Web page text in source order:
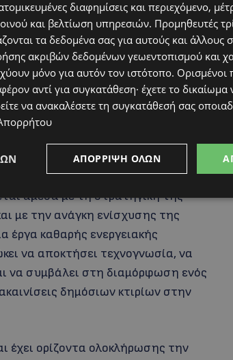
την πρόοδο του έργου,
στην προετοιμασία
για τα επόμενα βήματα. Στο
τη μέχρι σήμερα εργασία
μεταφοράς τεχνογνωσίας, της
που μπορούν μελλοντικά να
άμεσα με τη στρατηγική της
με την ανάγκη ενίσχυσης της
έργα καθαρής ενεργειακής
να αποκτήσει τεχνογνωσία, να
να συμβάλει στη διαμόρφωση ενός
δημόσιων κτιρίων στην
έχει ορίζοντα ολοκλήρωσης την
διαφημίσεις και περιεχόμενο,
και βελτίωση υπηρεσιών. Προμηθευτές
τα δεδομένα σας για αυτούς και άλλους
ακριβών δεδομένων γεωεντοπισμού και
μόνο για αυτόν τον ιστότοπο. Ορισμένοι
αντί για συγκατάθεση· έχετε το δικαίωμα
να ανακαλέσετε τη συγκατάθεσή σας
ΑΠΌΡΡΙΨΗ ΌΛΩΝ